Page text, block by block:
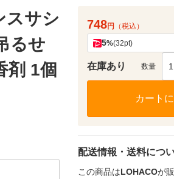
スサシ
るせ
剤 1個
748円 （税込）
5%(32pt)
在庫あり 数量 1
カート
配送情報・送料につ
この商品はLOHACOが